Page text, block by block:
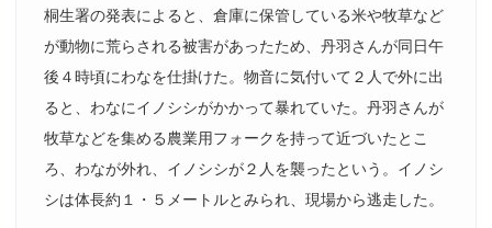
桐生署の発表によると、倉庫に保管している米や牧草など
が動物に荒らされる被害があったため、丹羽さんが同日午
後４時頃にわなを仕掛けた。物音に気付いて２人で外に出
ると、わなにイノシシがかかって暴れていた。丹羽さんが
牧草などを集める農業用フォークを持って近づいたとこ
ろ、わなが外れ、イノシシが２人を襲ったという。イノシ
シは体長約１・５メートルとみられ、現場から逃走した。